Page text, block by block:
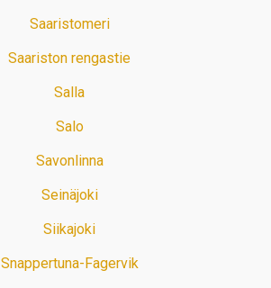
Saaristomeri
Saariston rengastie
Salla
Salo
Savonlinna
Seinäjoki
Siikajoki
Snappertuna-Fagervik